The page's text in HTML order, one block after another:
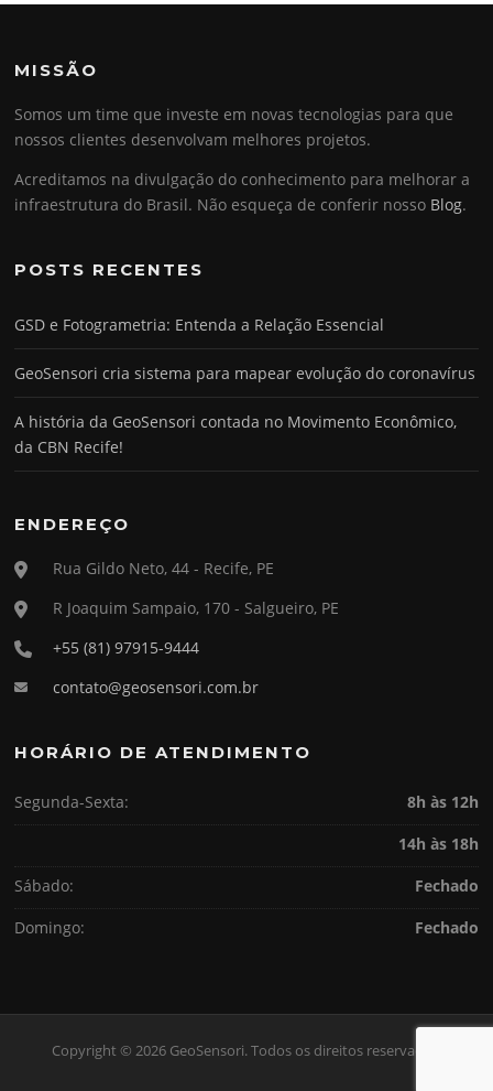
MISSÃO
Somos um time que investe em novas tecnologias para que
nossos clientes desenvolvam melhores projetos.
Acreditamos na divulgação do conhecimento para melhorar a
infraestrutura do Brasil. Não esqueça de conferir nosso Blog.
POSTS RECENTES
GSD e Fotogrametria: Entenda a Relação Essencial
GeoSensori cria sistema para mapear evolução do coronavírus
A história da GeoSensori contada no Movimento Econômico,
da CBN Recife!
ENDEREÇO
Rua Gildo Neto, 44 - Recife, PE
R Joaquim Sampaio, 170 - Salgueiro, PE
+55 (81) 97915-9444
contato@geosensori.com.br
HORÁRIO DE ATENDIMENTO
Segunda-Sexta:
8h às 12h
14h às 18h
Sábado:
Fechado
Domingo:
Fechado
Copyright © 2026 GeoSensori. Todos os direitos reservados.